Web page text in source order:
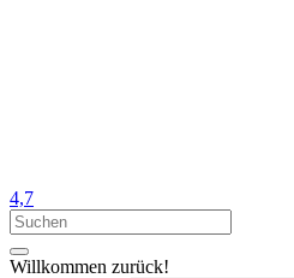
4,7
Willkommen zurück!